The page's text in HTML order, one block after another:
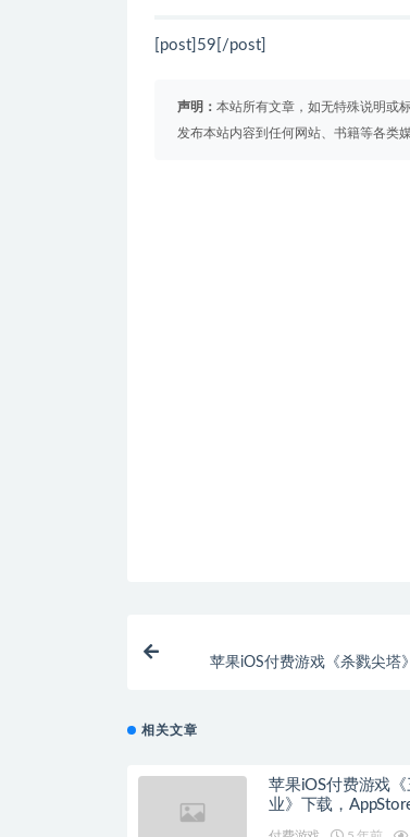
[post]59[/post]
声明： 本站所有文章，如无特殊说明或
发布本站内容到任何网站、书籍等各类
苹果iOS付费游戏《杀戮尖塔
相关文章
苹果iOS付费游戏
业》下载，